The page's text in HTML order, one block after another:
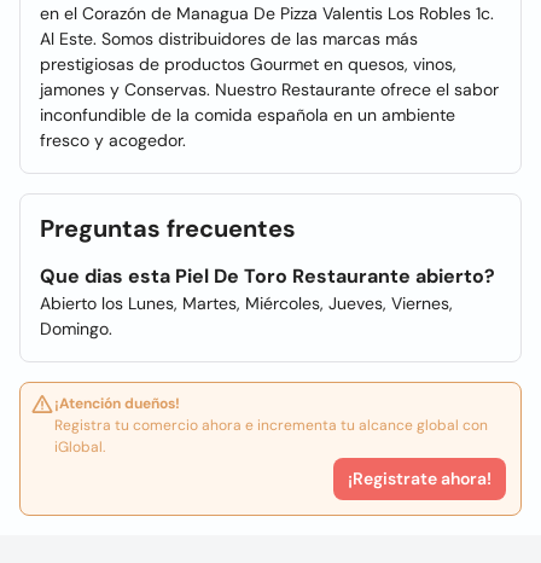
en el Corazón de Managua De Pizza Valentis Los Robles 1c.
Al Este. Somos distribuidores de las marcas más
prestigiosas de productos Gourmet en quesos, vinos,
jamones y Conservas. Nuestro Restaurante ofrece el sabor
inconfundible de la comida española en un ambiente
fresco y acogedor.
Preguntas frecuentes
Que dias esta Piel De Toro Restaurante abierto?
Abierto los Lunes, Martes, Miércoles, Jueves, Viernes,
Domingo.
¡Atención dueños!
Registra tu comercio ahora e incrementa tu alcance global con
iGlobal.
¡Registrate ahora!